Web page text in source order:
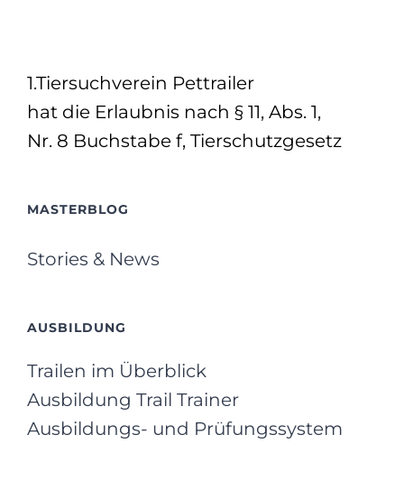
1.Tiersuchverein Pettrailer
hat die Erlaubnis nach § 11, Abs. 1,
Nr. 8 Buchstabe f, Tierschutzgesetz
MASTERBLOG
Stories & News
AUSBILDUNG
Trailen im Überblick
Ausbildung Trail Trainer
Ausbildungs- und Prüfungssystem